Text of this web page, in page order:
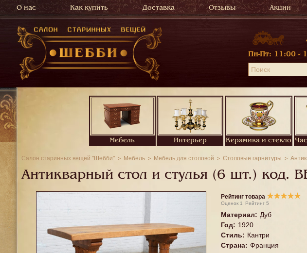
О нас Как купить Доставка Отзывы Акции
Пн-Пт: 11:00 -
Мебель Интерьер Керамика и стекло
Салон старинных вещей "Шебби" Мебель Мебель для столовой Столовые гарнитуры
Антикварный стол и стулья (6 шт.) код.
Рейтинг товара ★★★★★
Оценок 1 Рейтинг 5
Материал: Дуб
Год: 1920
Стиль: Кантри
Страна: Франция